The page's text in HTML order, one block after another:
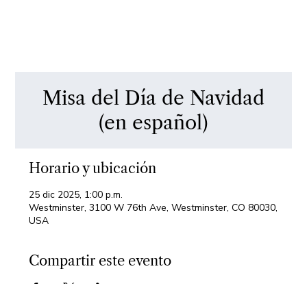
Misa del Día de Navidad
(en español)
Horario y ubicación
25 dic 2025, 1:00 p.m.
Westminster, 3100 W 76th Ave, Westminster, CO 80030,
USA
Compartir este evento